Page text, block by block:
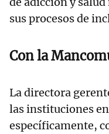
sus procesos de
Con la
La directora
las instituciones
específicamente,